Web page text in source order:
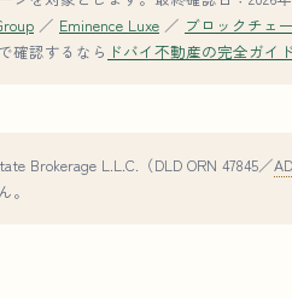
／ Eminence Luxe ／ ブロックチェ
確認するなら ドバイ不動産の完全ガイド
Brokerage L.L.C.（DLD ORN 47845／
。